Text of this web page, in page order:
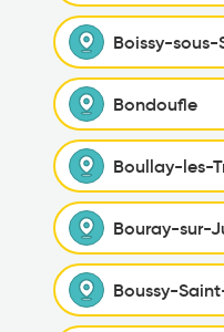
Boissy-sous-
Bondoufle
Boullay-les-
Bouray-sur-
Boussy-